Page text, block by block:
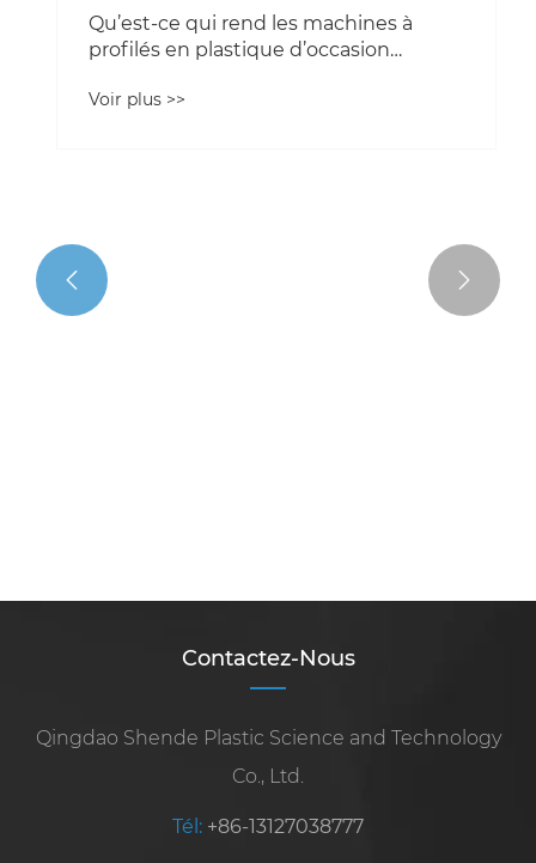
 
Contactez-Nous
Qingdao Shende Plastic Science and Technology
Co., Ltd.
Tél: +86-13127038777